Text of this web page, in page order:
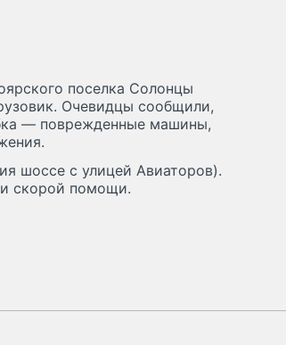
поселка Солонцы
Очевидцы сообщили,
— поврежденные машины,
шоссе с улицей Авиаторов).
и скорой помощи.